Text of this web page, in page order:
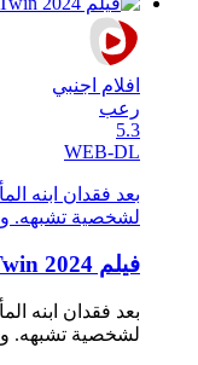
افلام اجنبي
رعب
5.3
WEB-DL
بعد فقدان ابنه
لشخصية تشبهه.
فيلم The Twin 2024 مترجم HD
بعد فقدان ابنه
لشخصية تشبهه.